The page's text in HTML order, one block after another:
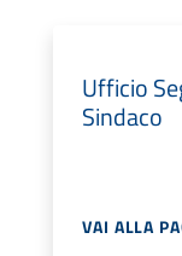
Ufficio
Sindaco
VAI ALLA